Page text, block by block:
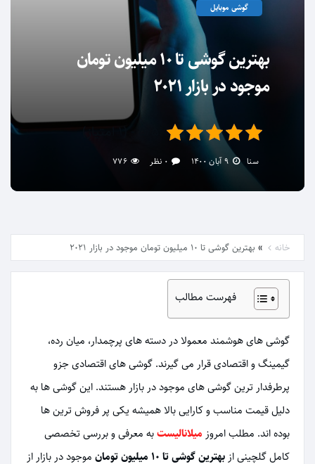
گوشی موبایل
بهترین گوشی تا ۱۰ میلیون تومان
موجود در بازار ۲۰۲۱
سنا ۹ آبان ۱۴۰۰ ۰ نظر ۷۷۶
خانه » بهترین گوشی تا ۱۰ میلیون تومان موجود در بازار ۲۰۲۱
فهرست مطالب
گوشی های هوشمند معمولا در دسته های پرچمدار، میان رده،
گیمینگ و اقتصادی قرار می گیرند. گوشی های اقتصادی جزو
پرطرفدار ترین گوشی های موجود در بازار هستند. این گوشی ها به
دلیل قیمت مناسب و کارایی بالا همیشه یکی پر فروش ترین ها
بوده اند. مطلب امروز میلانالیستبه معرفی و بررسی تخصصی
کامل گلچینی از بهترین گوشی تا ۱۰ میلیون تومان
موجود در بازار از